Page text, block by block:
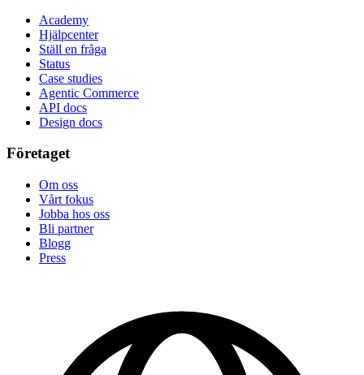
Academy
Hjälpcenter
Ställ en fråga
Status
Case studies
Agentic Commerce
API docs
Design docs
Företaget
Om oss
Vårt fokus
Jobba hos oss
Bli partner
Blogg
Press